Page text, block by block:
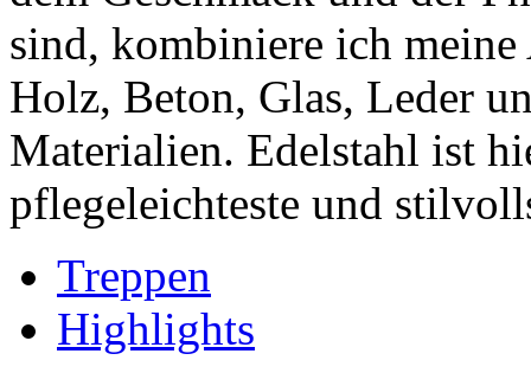
sind, kombiniere ich
Holz, Beton, Glas, Leder
Materialien. Edelstahl ist
pflegeleichteste und
Treppen
Highlights